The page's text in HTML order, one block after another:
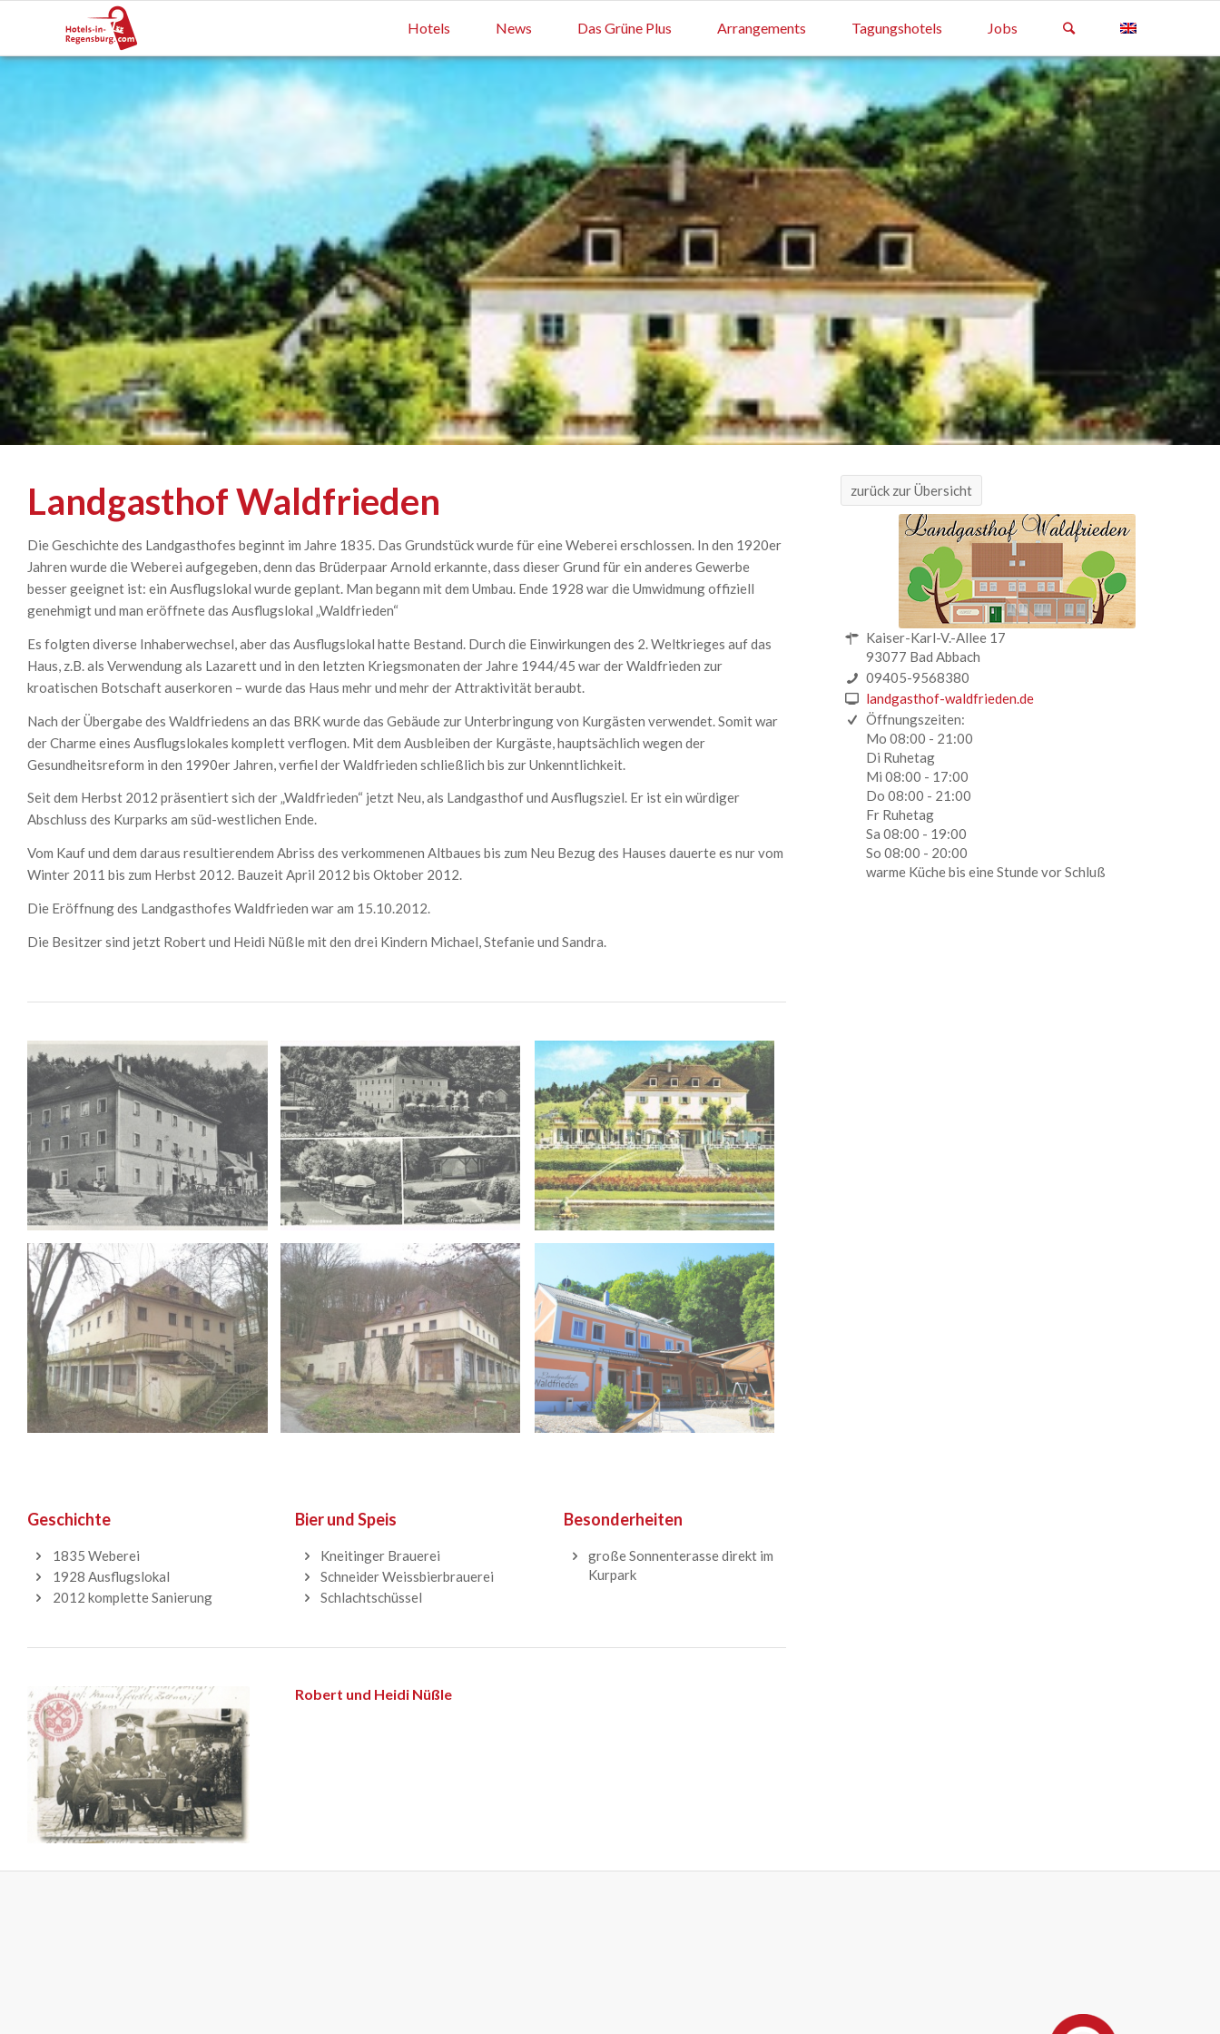
Hotels News Das Grüne Plus Arrangements Tagungshotels Jobs
Landgasthof Waldfrieden
Die Geschichte des Landgasthofes beginnt im Jahre 1835. Das Grundstück wurde für eine Weberei erschlossen. In den 1920er
Jahren wurde die Weberei aufgegeben, denn das Brüderpaar Arnold erkannte, dass dieser Grund für ein anderes Gewerbe
besser geeignet ist: ein Ausflugslokal wurde geplant. Man begann mit dem Umbau. Ende 1928 war die Umwidmung offiziell
genehmigt und man eröffnete das Ausflugslokal „Waldfrieden“
Es folgten diverse Inhaberwechsel, aber das Ausflugslokal hatte Bestand. Durch die Einwirkungen des 2. Weltkrieges auf das
Haus, z.B. als Verwendung als Lazarett und in den letzten Kriegsmonaten der Jahre 1944/45 war der Waldfrieden zur
kroatischen Botschaft auserkoren – wurde das Haus mehr und mehr der Attraktivität beraubt.
Nach der Übergabe des Waldfriedens an das BRK wurde das Gebäude zur Unterbringung von Kurgästen verwendet. Somit war
der Charme eines Ausflugslokales komplett verflogen. Mit dem Ausbleiben der Kurgäste, hauptsächlich wegen der
Gesundheitsreform in den 1990er Jahren, verfiel der Waldfrieden schließlich bis zur Unkenntlichkeit.
Seit dem Herbst 2012 präsentiert sich der „Waldfrieden“ jetzt Neu, als Landgasthof und Ausflugsziel. Er ist ein würdiger
Abschluss des Kurparks am süd-westlichen Ende.
Vom Kauf und dem daraus resultierendem Abriss des verkommenen Altbaues bis zum Neu Bezug des Hauses dauerte es nur vom
Winter 2011 bis zum Herbst 2012. Bauzeit April 2012 bis Oktober 2012.
Die Eröffnung des Landgasthofes Waldfrieden war am 15.10.2012.
Die Besitzer sind jetzt Robert und Heidi Nüßle mit den drei Kindern Michael, Stefanie und Sandra.
Geschichte
1835 Weberei
1928 Ausflugslokal
2012 komplette Sanierung
Bier und Speis
Kneitinger Brauerei
Schneider Weissbierbrauerei
Schlachtschüssel
Besonderheiten
große Sonnenterasse direkt im
Kurpark
Robert und Heidi Nüßle
zurück zur Übersicht
Kaiser-Karl-V.-Allee 17
93077 Bad Abbach
09405-9568380
landgasthof-waldfrieden.de
Öffnungszeiten:
Mo 08:00 - 21:00
Di Ruhetag
Mi 08:00 - 17:00
Do 08:00 - 21:00
Fr Ruhetag
Sa 08:00 - 19:00
So 08:00 - 20:00
warme Küche bis eine Stunde vor Schluß